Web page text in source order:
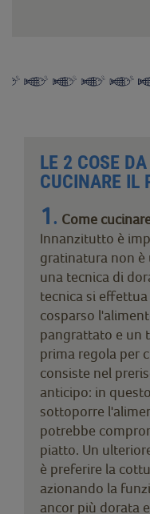
LE 2 COSE
CUCINARE IL
1. Come
Innanzitutto è
gratinatura non
una tecnica di
tecnica si
cosparso
pangrattato e un
prima regola per
consiste nel
anticipo: in
sottoporre
potrebbe
piatto. Un
è preferire la
azionando la
ancor più dorata